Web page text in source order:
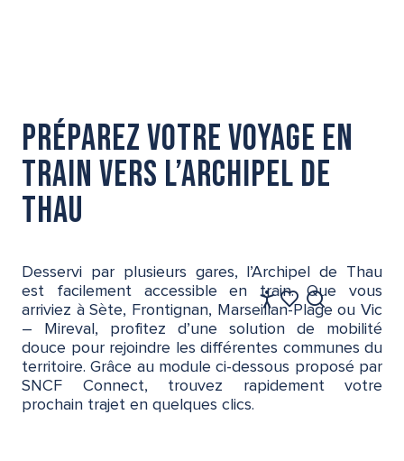
Accessibilité
Voir les favoris
Recherche
FR
Préparez votre voyage en
train vers l’Archipel de
Thau
Desservi par plusieurs gares, l’Archipel de Thau
est facilement accessible en train. Que vous
arriviez à Sète, Frontignan, Marseillan-Plage ou Vic
– Mireval, profitez d’une solution de mobilité
douce pour rejoindre les différentes communes du
territoire. Grâce au module ci-dessous proposé par
SNCF Connect, trouvez rapidement votre
prochain trajet en quelques clics.